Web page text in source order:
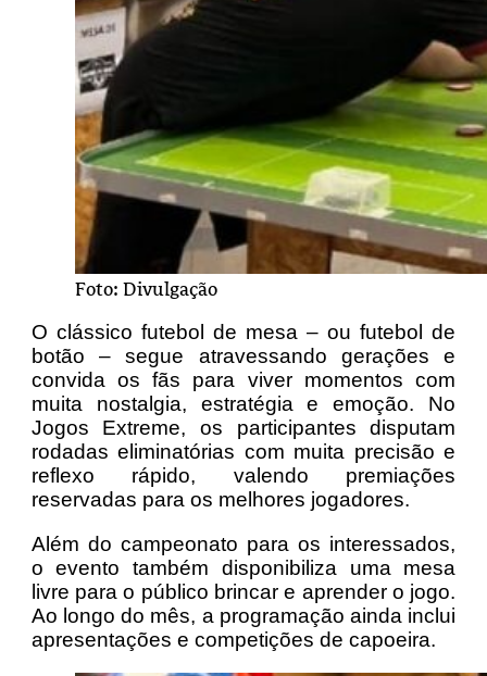
Foto: Divulgação
O clássico futebol de mesa – ou futebol de
botão – segue atravessando gerações e
convida os fãs para viver momentos com
muita nostalgia, estratégia e emoção. No
Jogos Extreme, os participantes disputam
rodadas eliminatórias com muita precisão e
reflexo rápido, valendo premiações
reservadas para os melhores jogadores.
Além do campeonato para os interessados,
o evento também disponibiliza uma mesa
livre para o público brincar e aprender o jogo.
Ao longo do mês, a programação ainda inclui
apresentações e competições de capoeira.